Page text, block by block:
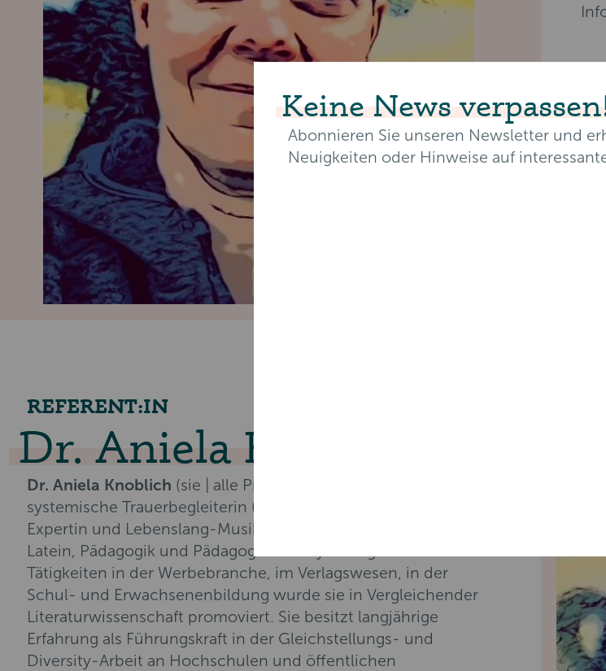
REFERENT:IN
Dr. Aniela Knoblich
Dr. Aniela Knoblich (sie | alle Pronomen) ist selbständige
systemische Trauerbegleiterin (BVT), Trauerrednerin, Diversity-
Expertin und Lebenslang-Musik-Begleiterin. Sie hat Deutsch,
Latein, Pädagogik und Pädagogische Psychologie studiert. Nach
Tätigkeiten in der Werbebranche, im Verlagswesen, in der
Schul- und Erwachsenenbildung wurde sie in Vergleichender
Literaturwissenschaft promoviert. Sie besitzt langjährige
Erfahrung als Führungskraft in der Gleichstellungs- und
Diversity-Arbeit an Hochschulen und öffentlichen
Keine News
Abonnieren Sie unseren Newsletter und
Neuigkeiten oder Hinweise auf